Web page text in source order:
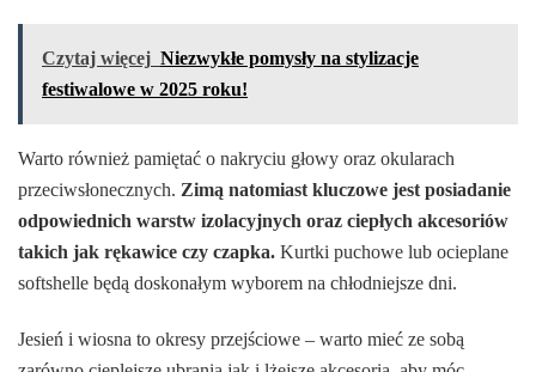
Czytaj więcej Niezwykłe pomysły na stylizacje
festiwalowe w 2025 roku!
Warto również pamiętać o nakryciu głowy oraz okularach
przeciwsłonecznych. Zimą natomiast kluczowe jest posiadanie
odpowiednich warstw izolacyjnych oraz ciepłych akcesoriów
takich jak rękawice czy czapka. Kurtki puchowe lub ocieplane
softshelle będą doskonałym wyborem na chłodniejsze dni.
Jesień i wiosna to okresy przejściowe – warto mieć ze sobą